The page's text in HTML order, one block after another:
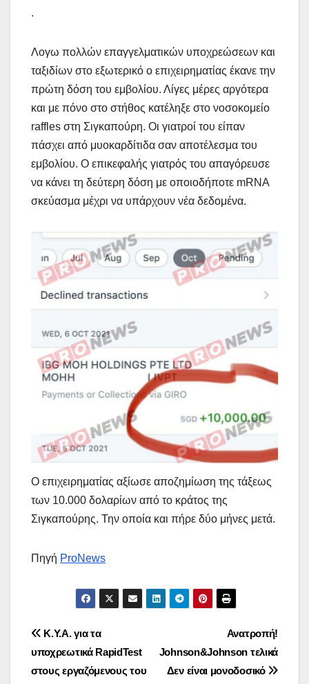
.
Λογω πολλών επαγγελματικών υποχρεώσεων και
ταξιδίων στο εξωτερικό ο επιχειρηματίας έκανε την
πρώτη δόση του εμβολίου. Λίγες μέρες αργότερα
και με πόνο στο στήθος κατέληξε στο νοσοκομείο
raffles στη Σιγκαπούρη. Οι γιατροί του είπαν
πάσχει από μυοκαρδίτιδα σαν αποτέλεσμα του
εμβολίου. Ο επικεφαλής γιατρός του απαγόρευσε
να κάνει τη δεύτερη δόση με οποιοδήποτε mRNA
σκεύασμα μέχρι να υπάρχουν νέα δεδομένα.
Ο επιχειρηματίας αξίωσε αποζημίωση της τάξεως
των 10.000 δολαρίων από το κράτος της
Σιγκαπούρης. Την οποία και πήρε δύο μήνες μετά.
Πηγή ProNews
Πλοήγηση
άρθρων
Ανατροπή!
Johnson&Johnson τελικά
Δεν είναι μονοδοσικό
Κ.Υ.Α. για τα
υποχρεωτικά RapidTest
στους εργαζόμενους του